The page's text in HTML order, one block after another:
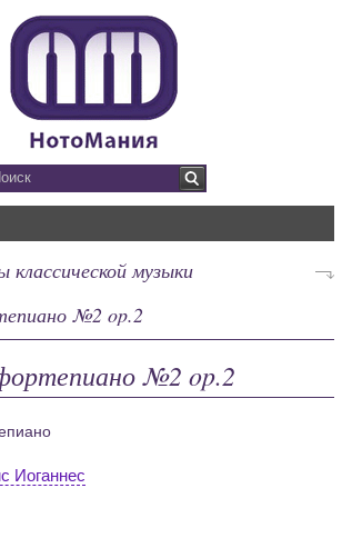
музыки
№2 op.2
№2 op.2
Иоганнес